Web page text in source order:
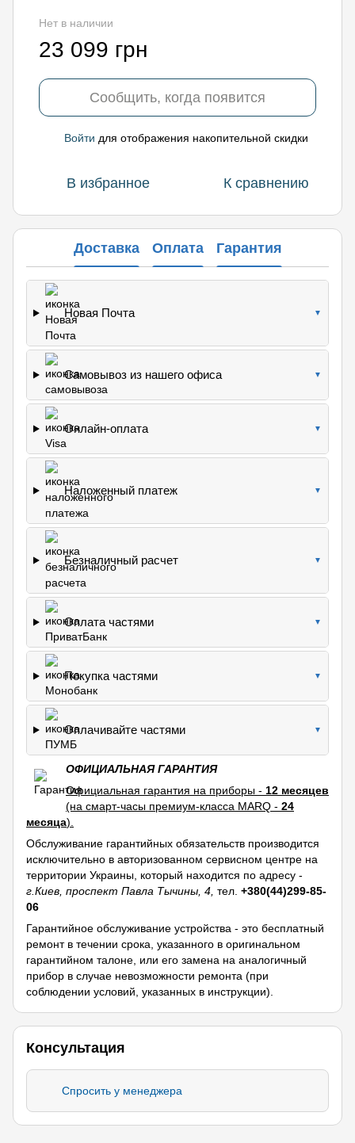
Нет в наличии
23 099 грн
Сообщить, когда появится
Войти для отображения накопительной скидки
В избранное К сравнению
Доставка Оплата Гарантия
Новая Почта ▼
Самовывоз из нашего офиса ▼
Онлайн-оплата ▼
Наложенный платеж ▼
Безналичный расчет ▼
Оплата частями ▼
Покупка частями ▼
Оплачивайте частями ▼
ОФИЦИАЛЬНАЯ ГАРАНТИЯ
Официальная гарантия на приборы - 12 месяцев
(на смарт-часы премиум-класса MARQ - 24
месяца).
Обслуживание гарантийных обязательств производится
исключительно в авторизованном сервисном центре на
территории Украины, который находится по адресу -
г.Киев, проспект Павла Тычины, 4, тел. +380(44)299-85-
06
Гарантийное обслуживание устройства - это бесплатный
ремонт в течении срока, указанного в оригинальном
гарантийном талоне, или его замена на аналогичный
прибор в случае невозможности ремонта (при
соблюдении условий, указанных в инструкции).
Консультация
Спросить у менеджера